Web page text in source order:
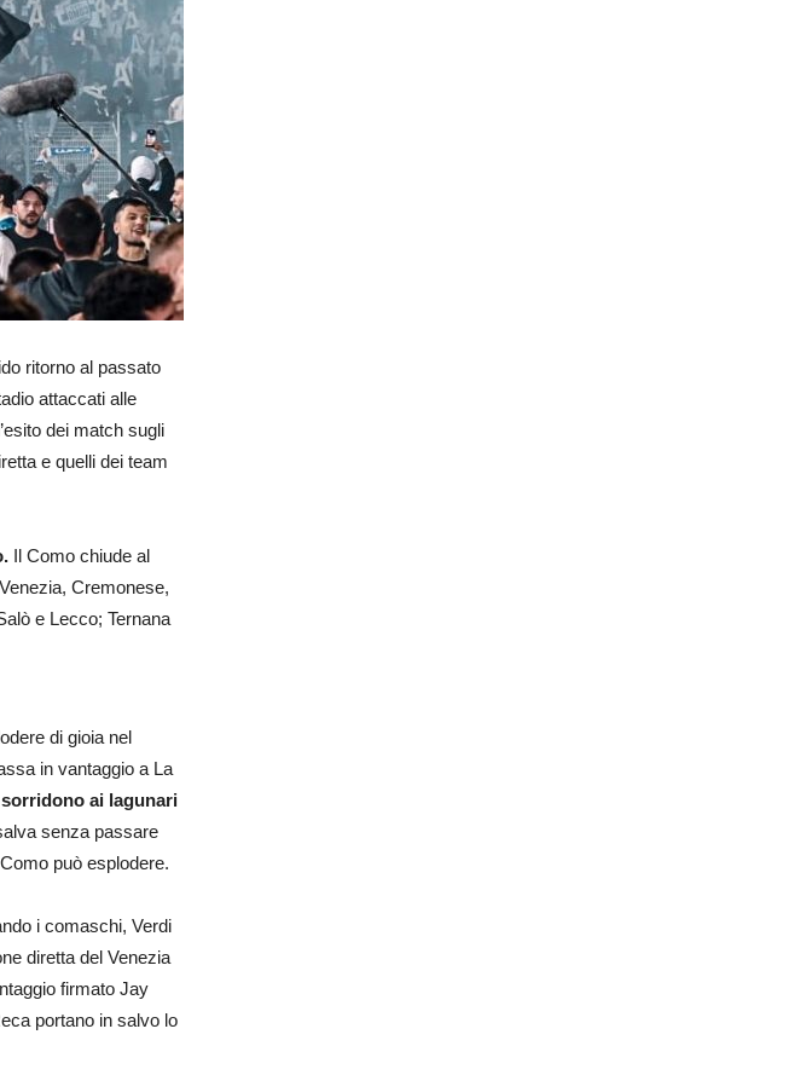
ritorno al passato
attaccati alle
dei match sugli
e quelli dei team
Il Como chiude al
Cremonese,
e Lecco; Ternana
di gioia nel
in vantaggio a La
ai lagunari
senza passare
può esplodere.
i comaschi, Verdi
diretta del Venezia
firmato Jay
portano in salvo lo